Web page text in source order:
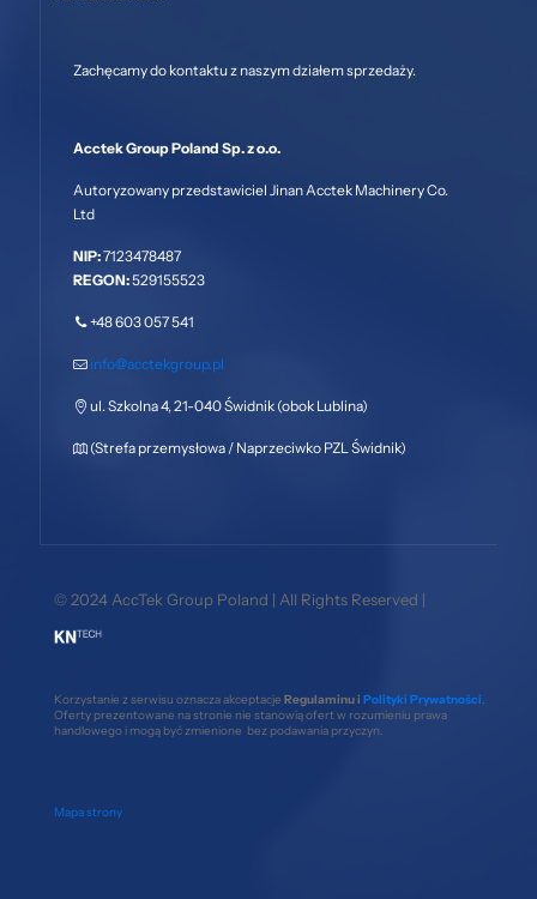
Zachęcamy do kontaktu z naszym działem sprzedaży.
Acctek Group Poland Sp. z o.o.
Autoryzowany przedstawiciel Jinan Acctek Machinery Co.
Ltd
NIP:7123478487
REGON:529155523
+48 603 057 541
info@acctekgroup.pl
ul. Szkolna 4, 21-040 Świdnik (obok Lublina)
(Strefa przemysłowa / Naprzeciwko PZL Świdnik)
© 2024 AccTek Group Poland | All Rights Reserved |
Korzystanie z serwisu oznacza akceptacje Regulaminu i Polityki Prywatności
Oferty prezentowane na stronie nie stanowią ofert w rozumieniu prawa
handlowego i mogą być zmienione bez podawania przyczyn.
Mapa strony